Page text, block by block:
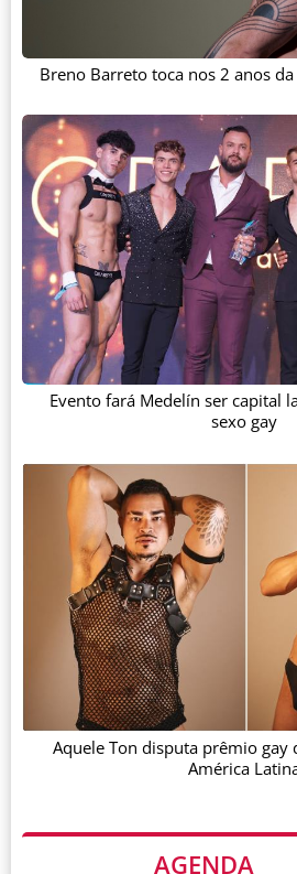
AGENDA
Breno Barreto toca nos 2 anos
Evento fará Medelín ser capital
sexo gay
Aquele Ton disputa prêmio gay
América